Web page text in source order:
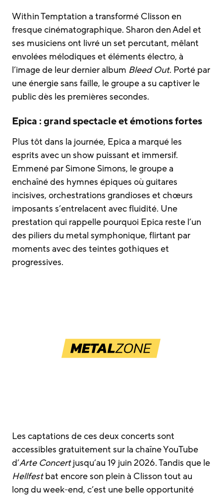
Within Temptation a transformé Clisson en
fresque cinématographique. Sharon den Adel et
ses musiciens ont livré un set percutant, mêlant
envolées mélodiques et éléments électro, à
l’image de leur dernier album Bleed Out. Porté par
une énergie sans faille, le groupe a su captiver le
public dès les premières secondes.
Epica : grand spectacle et émotions fortes
Plus tôt dans la journée, Epica a marqué les
esprits avec un show puissant et immersif.
Emmené par Simone Simons, le groupe a
enchaîné des hymnes épiques où guitares
incisives, orchestrations grandioses et chœurs
imposants s’entrelacent avec fluidité. Une
prestation qui rappelle pourquoi Epica reste l’un
des piliers du metal symphonique, flirtant par
moments avec des teintes gothiques et
progressives.
Les captations de ces deux concerts sont
accessibles gratuitement sur la chaîne YouTube
d’Arte Concertjusqu’au 19 juin 2026. Tandis que le
Hellfestbat encore son plein à Clisson tout au
long du week-end, c’est une belle opportunité